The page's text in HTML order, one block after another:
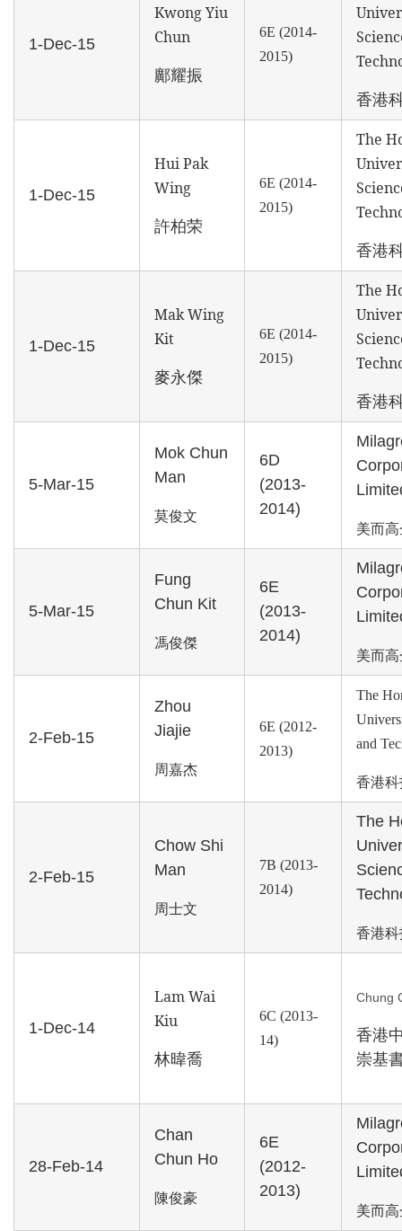
1-Dec-15
Kwong Yiu
Chun
鄺耀振
6E (2014-
2015)
香港
1-Dec-15
Hui Pak
Wing
許柏荣
6E (2014-
2015)
The
香港
1-Dec-15
Mak Wing
Kit
麥永傑
6E (2014-
2015)
The
香港
5-Mar-15
Mok Chun
Man
莫俊文
6D
(2013-
2014)
美而
5-Mar-15
Fung
Chun Kit
馮俊傑
6E
(2013-
2014)
美而
2-Feb-15
Zhou
Jiajie
周嘉杰
6E (2012-
2013)
The
and
香港
2-Feb-15
Chow Shi
Man
周士文
7B (2013-
2014)
The
香港
1-Dec-14
Lam Wai
Kiu
林暐喬
6C (2013-
14)
Chung
香港
崇基
28-Feb-14
Chan
Chun Ho
陳俊豪
6E
(2012-
2013)
美而